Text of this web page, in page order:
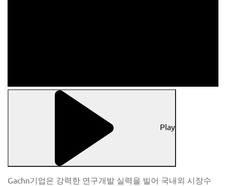
Play
Gachn기업은 강력한 연구개발 실력을 빌어 국내외 시장수